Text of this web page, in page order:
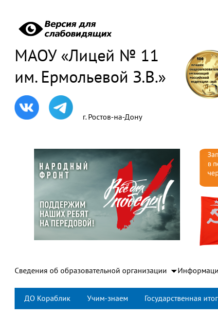
МАОУ «Лицей № 11
им. Ермольевой З.В.»
г. Ростов-на-Дону
Сведения об образовательной организации
ДО Кораблик Учим-знаем Государственная